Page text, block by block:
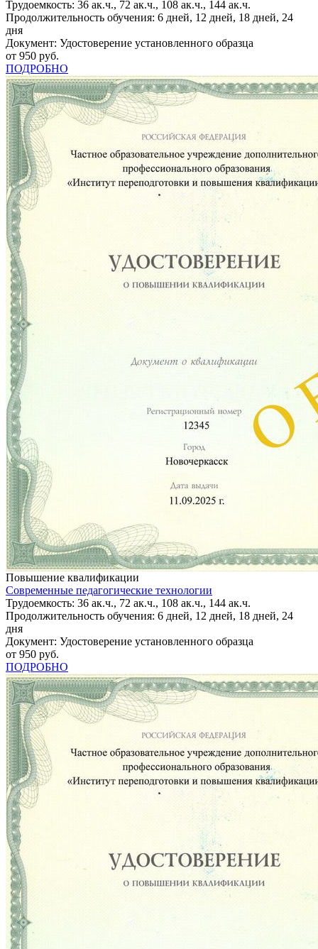
Трудоемкость: 36 ак.ч., 72 ак.ч., 108 ак.ч., 144 ак.ч.
Продолжительность обучения: 6 дней, 12 дней, 18 дней, 24
дня
Документ: Удостоверение установленного образца
от 950 руб.
ПОДРОБНО
Повышение квалификации
Современные педагогические технологии
Трудоемкость: 36 ак.ч., 72 ак.ч., 108 ак.ч., 144 ак.ч.
Продолжительность обучения: 6 дней, 12 дней, 18 дней, 24
дня
Документ: Удостоверение установленного образца
от 950 руб.
ПОДРОБНО